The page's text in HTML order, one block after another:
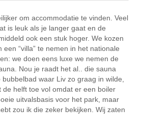
om accommodatie te vinden. Veel
is leuk als je langer gaat en de
ook een stuk hoger. We kozen
“villa” te nemen in het nationale
we doen eens luxe we nemen de
Nou je raadt het al.. die sauna
waar Liv zo graag in wilde,
de helft toe vol omdat er een boiler
uitvalsbasis voor het park, maar
zou ik die zeker bekijken. Wij zaten